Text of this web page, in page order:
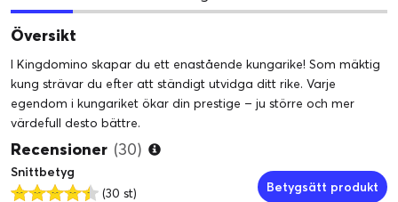
Översikt
I Kingdomino skapar du ett enastående kungarike! Som mäktig
kung strävar du efter att ständigt utvidga ditt rike. Varje
egendom i kungariket ökar din prestige – ju större och mer
värdefull desto bättre.
Recensioner (30)
Snittbetyg
(30 st)
Betygsätt produkt